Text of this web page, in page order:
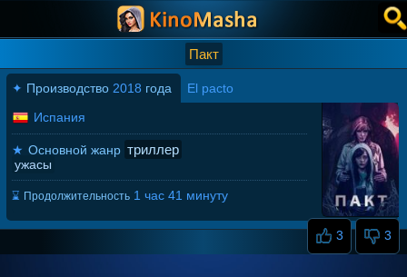
Пакт
✦ Производство 2018 года El pacto
3 3
Испания
★ Основной жанр триллер
ужасы
⌛ Продолжительность 1 час 41 минуту